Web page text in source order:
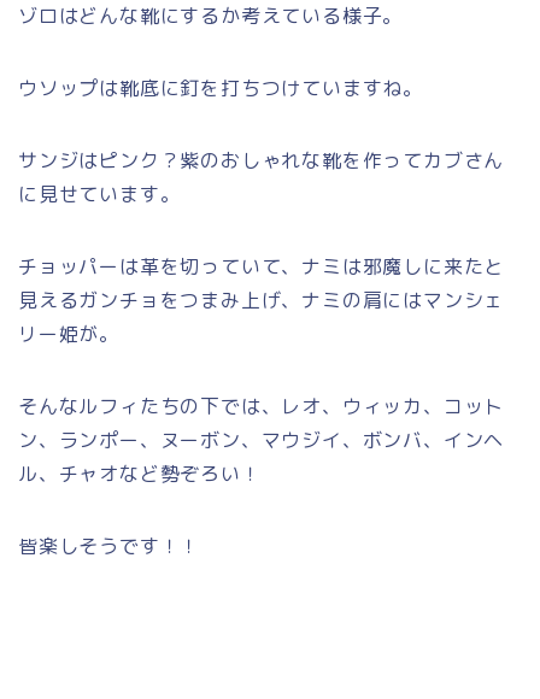
ゾロはどんな靴にするか考えている様子。
ウソップは靴底に釘を打ちつけていますね。
サンジはピンク？紫のおしゃれな靴を作ってカブさん
に見せています。
チョッパーは革を切っていて、ナミは邪魔しに来たと
見えるガンチョをつまみ上げ、ナミの肩にはマンシェ
リー姫が。
そんなルフィたちの下では、レオ、ウィッカ、コット
ン、ランポー、ヌーボン、マウジイ、ボンバ、インヘ
ル、チャオなど勢ぞろい！
皆楽しそうです！！